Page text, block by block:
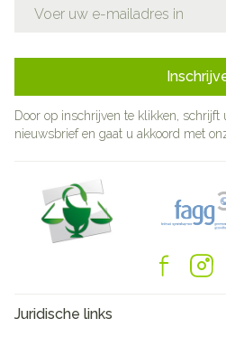
Door op inschrijven te klikken, schrijft
nieuwsbrief en gaat u akkoord met
Juridische links